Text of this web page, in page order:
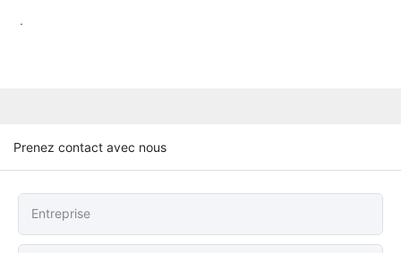
.
Prenez contact avec nous
Entreprise